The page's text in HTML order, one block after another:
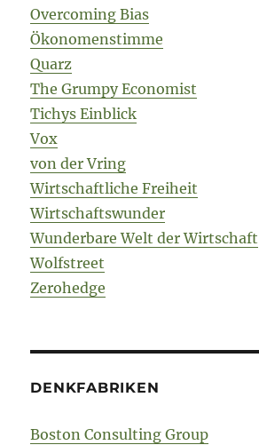
Overcoming Bias
Ökonomenstimme
Quarz
The Grumpy Economist
Tichys Einblick
Vox
von der Vring
Wirtschaftliche Freiheit
Wirtschaftswunder
Wunderbare Welt der Wirtschaft
Wolfstreet
Zerohedge
DENKFABRIKEN
Boston Consulting Group